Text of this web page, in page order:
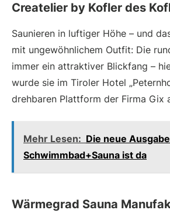
Createlier by Kofler des
Saunieren in luftiger Höhe – und
mit ungewöhnlichem Outfit: Die
immer ein attraktiver Blickfang –
wurde sie im Tiroler Hotel
drehbaren Plattform der Firma Gix
Mehr Lesen: Die neue
Schwimmbad+Sauna ist da
Wärmegrad Sauna